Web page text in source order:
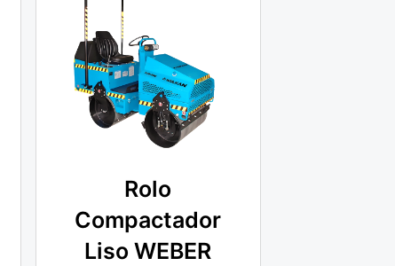
Rolo
Compactador
Liso WEBER